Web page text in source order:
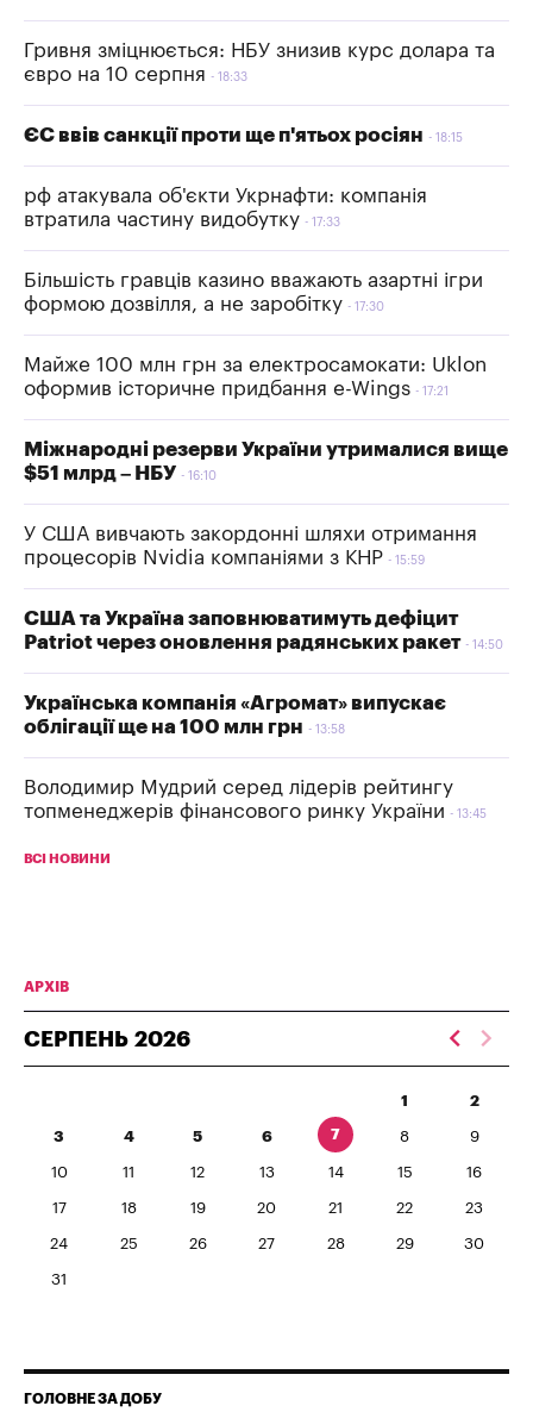
Гривня зміцнюється: НБУ знизив курс долара та
євро на 10 серпня
18:33
ЄС ввів санкції проти ще п'ятьох росіян 18:15
рф атакувала об'єкти Укрнафти: компанія
втратила частину видобутку
17:33
Більшість гравців казино вважають азартні ігри
формою дозвілля, а не заробітку
17:30
Майже 100 млн грн за електросамокати: Uklon
оформив історичне придбання e-Wings
17:21
Міжнародні резерви України утрималися вище
$51 млрд – НБУ
16:10
У США вивчають закордонні шляхи отримання
процесорів Nvidia компаніями з КНР
15:59
США та Україна заповнюватимуть дефіцит
Patriot через оновлення радянських ракет
14:50
Українська компанія «Агромат» випускає
облігації ще на 100 млн грн
13:58
Володимир Мудрий серед лідерів рейтингу
топменеджерів фінансового ринку України
13:45
ВСІ НОВИНИ
АРХІВ
СЕРПЕНЬ 2026
1 2
3 4 5 6 7 8 9
10 11 12 13 14 15 16
17 18 19 20 21 22 23
24 25 26 27 28 29 30
31
ГОЛОВНЕ ЗА ДОБУ